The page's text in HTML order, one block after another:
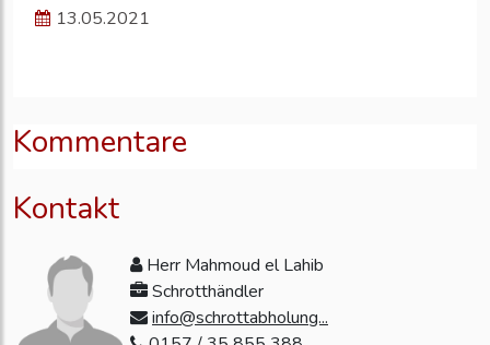
13.05.2021
Kommentare
Kontakt
Herr Mahmoud el Lahib
Schrotthändler
info@schrottabholung...